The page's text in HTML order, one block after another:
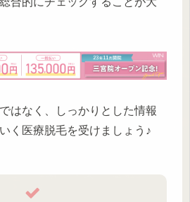
はなく、しっかりとした情報
く医療脱毛を受けましょう♪